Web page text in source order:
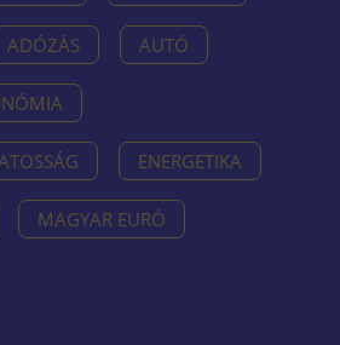
ADÓZÁS AUTÓ
ENERGETIKA
MAGYAR EURÓ